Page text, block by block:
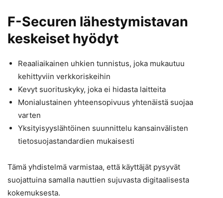
F-Securen lähestymistavan
keskeiset hyödyt
Reaaliaikainen uhkien tunnistus, joka mukautuu
kehittyviin verkkoriskeihin
Kevyt suorituskyky, joka ei hidasta laitteita
Monialustainen yhteensopivuus yhtenäistä suojaa
varten
Yksityisyyslähtöinen suunnittelu kansainvälisten
tietosuojastandardien mukaisesti
Tämä yhdistelmä varmistaa, että käyttäjät pysyvät
suojattuina samalla nauttien sujuvasta digitaalisesta
kokemuksesta.